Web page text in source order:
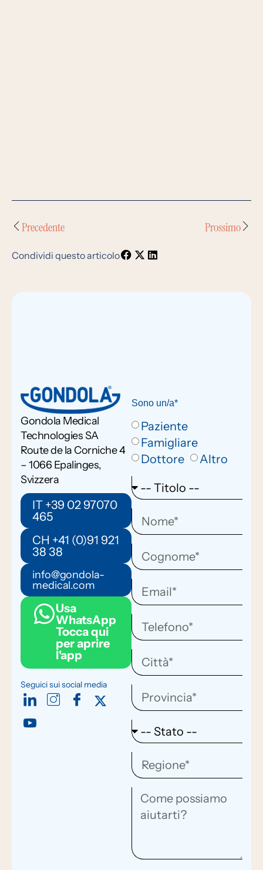
Precedente Prossimo
Condividi questo articolo
Gondola Medical
Technologies SA
Route de la Corniche 4
– 1066 Epalinges,
Svizzera
IT +39 02 97070
465
CH +41 (0)91 921
38 38
info@gondola-
medical.com
Usa
WhatsApp
Tocca qui
per aprire
l'app
Seguici sui social media
Sono un/a*
Paziente
Famigliare
Dottore
Altro